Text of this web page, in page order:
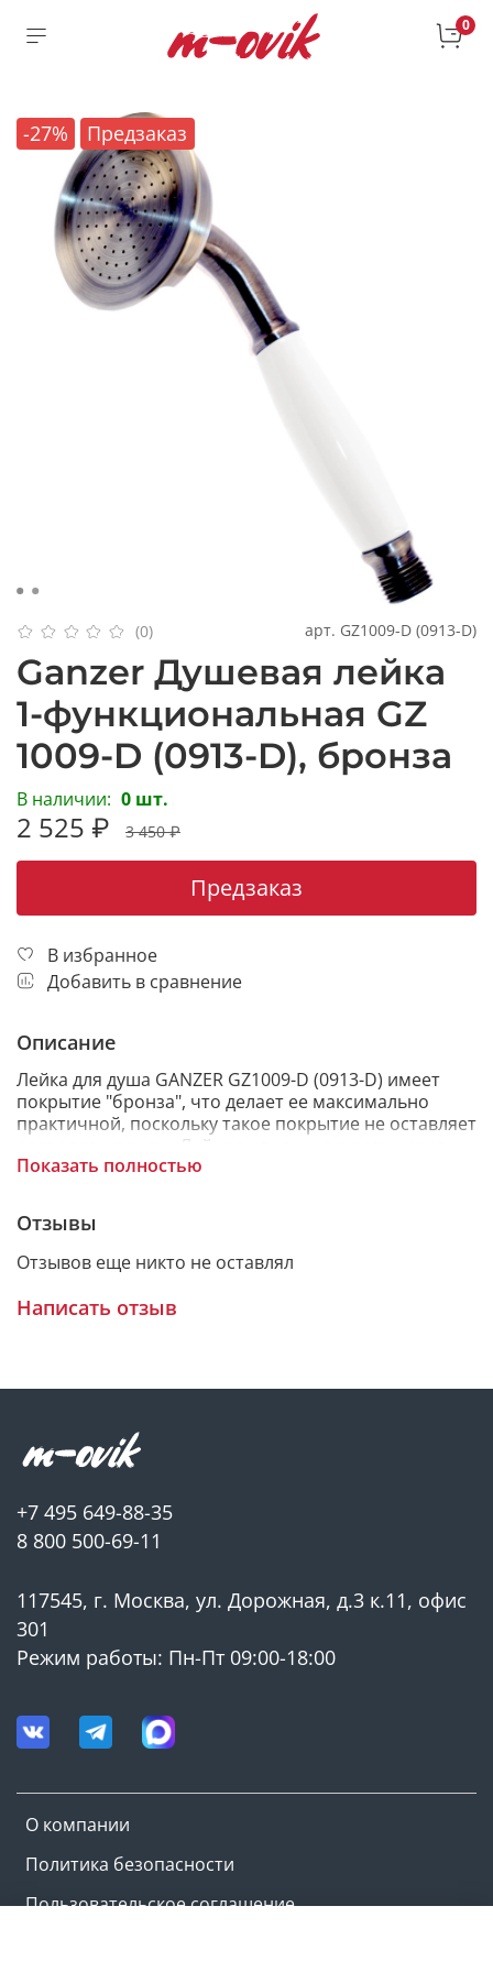
0
-27% Предзаказ
(0) арт. GZ1009-D (0913-D)
Ganzer Душевая лейка
1-функциональная GZ
1009-D (0913-D), бронза
В наличии: 0 шт.
2 525 ₽ 3 450 ₽
Предзаказ
В избранное
Добавить в сравнение
Описание
Лейка для душа GANZER GZ1009-D (0913-D) имеет
покрытие "бронза", что делает ее максимально
практичной, поскольку такое покрытие не оставляет
разводов от воды. Лейка выполнена в ретро стиле и
изготовлена из латуни категории А.
Показать полностью
Отзывы
Отзывов еще никто не оставлял
Написать отзыв
О компании
Политика безопасности
Пользовательское соглашение
+7 495 649-88-35
8 800 500-69-11
117545, г. Москва, ул. Дорожная, д.3 к.11, офис
301
Режим работы: Пн-Пт 09:00-18:00